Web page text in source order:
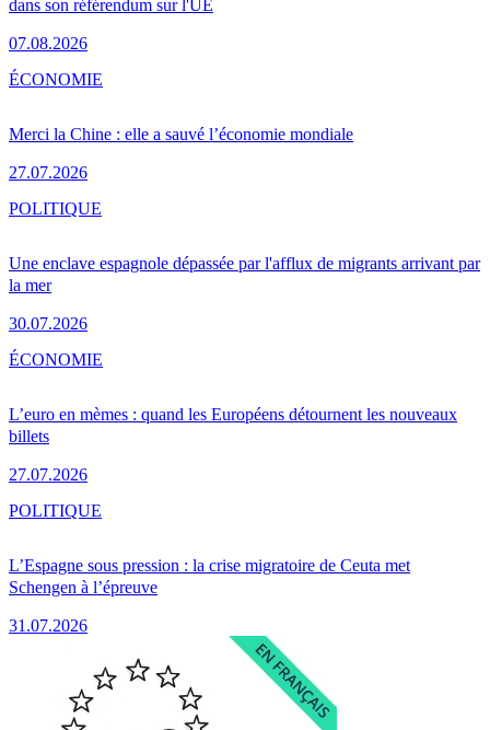
dans son référendum sur l'UE
07.08.2026
Merci la Chine : elle a sauvé l’économie mondiale
27.07.2026
ÉCONOMIE
Une enclave espagnole dépassée par l'afflux de migrants arrivant par
la mer
30.07.2026
POLITIQUE
L’euro en mèmes : quand les Européens détournent les nouveaux
billets
27.07.2026
ÉCONOMIE
L’Espagne sous pression : la crise migratoire de Ceuta met
Schengen à l’épreuve
31.07.2026
POLITIQUE